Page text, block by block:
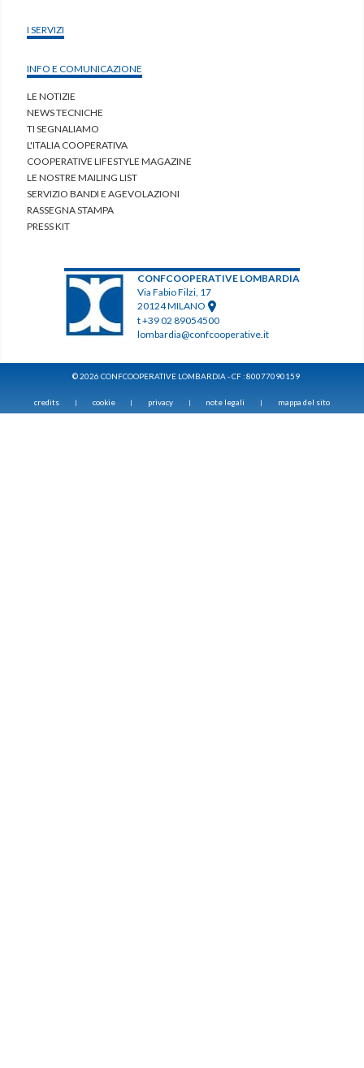
I SERVIZI
INFO E COMUNICAZIONE
LE NOTIZIE
NEWS TECNICHE
TI SEGNALIAMO
L'ITALIA COOPERATIVA
COOPERATIVE LIFESTYLE MAGAZINE
LE NOSTRE MAILING LIST
SERVIZIO BANDI E AGEVOLAZIONI
RASSEGNA STAMPA
PRESS KIT
CONFCOOPERATIVE LOMBARDIA
Via Fabio Filzi, 17
20124 MILANO
t +39 02 89054500
lombardia@confcooperative.it
© 2026 CONFCOOPERATIVE LOMBARDIA - CF : 80077090159
credits cookie privacy note legali mappa del sito